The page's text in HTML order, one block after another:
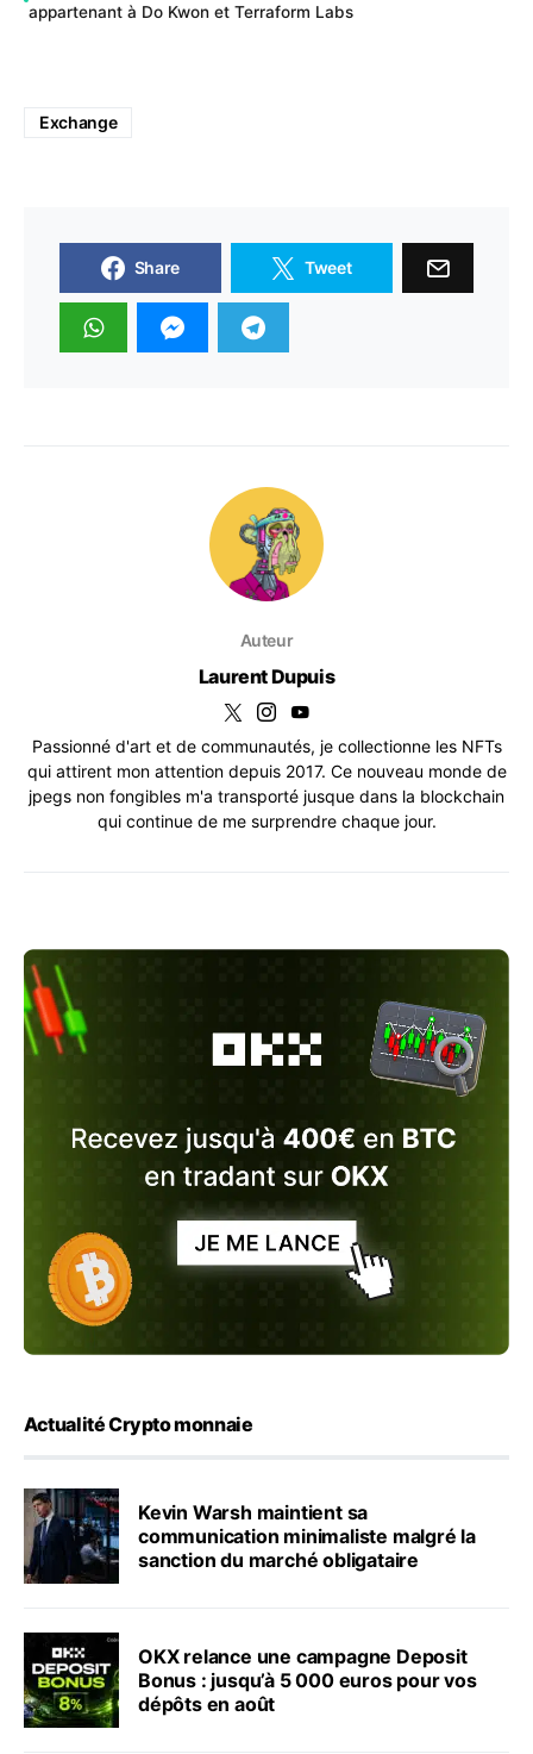
appartenant à Do Kwon et Terraform Labs
Exchange
Share Tweet
Auteur
Laurent Dupuis
Passionné d'art et de communautés, je collectionne les NFTs
qui attirent mon attention depuis 2017. Ce nouveau monde de
jpegs non fongibles m'a transporté jusque dans la blockchain
qui continue de me surprendre chaque jour.
Actualité Crypto monnaie
Kevin Warsh maintient sa
communication minimaliste malgré la
sanction du marché obligataire
OKX relance une campagne Deposit
Bonus : jusqu’à 5 000 euros pour vos
dépôts en août